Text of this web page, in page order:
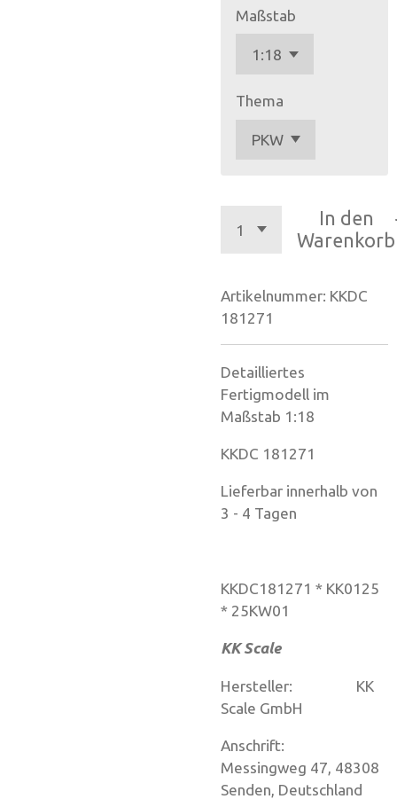
Maßstab
Thema
In den
Warenkorb
Artikelnummer: KKDC
181271
Detailliertes
Fertigmodell im
Maßstab 1:18
KKDC 181271
Lieferbar innerhalb von
3 - 4 Tagen
KKDC181271 * KK0125
* 25KW01
KK Scale
Hersteller: KK
Scale GmbH
Anschrift:
Messingweg 47, 48308
Senden, Deutschland